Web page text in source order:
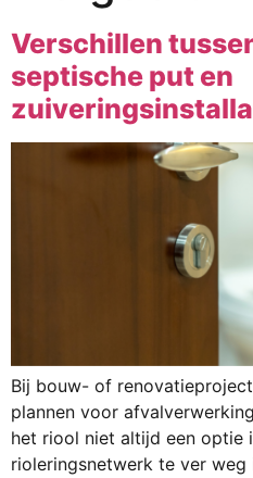
Verschillen
septische put en
Bij bouw- of
plannen voor
het riool niet altijd een optie
rioleringsnetwerk te ver weg